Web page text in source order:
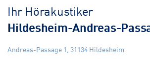
Ihr Hörakustiker
Hildesheim-Andreas-
Andreas-Passage 1, 31134 Hildesheim